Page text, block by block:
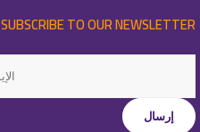
SUBSCRIBE TO OUR NEWSLETTER